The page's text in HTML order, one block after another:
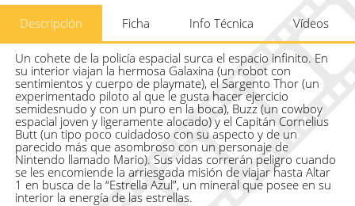
Descripción Ficha Info Técnica Vídeos
Un cohete de la policía espacial surca el espacio infinito. En
su interior viajan la hermosa Galaxina (un robot con
sentimientos y cuerpo de playmate), el Sargento Thor (un
experimentado piloto al que le gusta hacer ejercicio
semidesnudo y con un puro en la boca), Buzz (un cowboy
espacial joven y ligeramente alocado) y el Capitán Cornelius
Butt (un tipo poco cuidadoso con su aspecto y de un
parecido más que asombroso con un personaje de
Nintendo llamado Mario). Sus vidas correrán peligro cuando
se les encomiende la arriesgada misión de viajar hasta Altar
1 en busca de la “Estrella Azul”, un mineral que posee en su
interior la energía de las estrellas.